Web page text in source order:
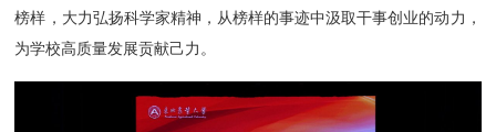
榜样，大力弘扬科学家精神，从榜样的事迹中汲取干事创业的动力，
为学校高质量发展贡献己力。